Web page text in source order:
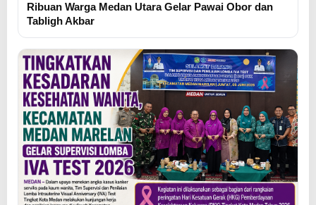
Ribuan Warga Medan Utara Gelar Pawai Obor dan
Tabligh Akbar